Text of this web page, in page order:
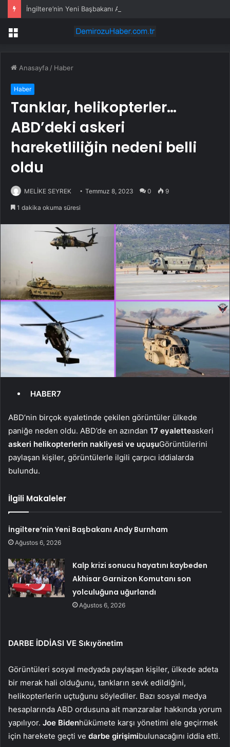
İngiltere’nin Yeni Başbakanı Andy Burnham
Menü
Anasayfa / Haber
Haber
Tanklar, helikopterler…
ABD’deki askeri
hareketliliğin nedeni belli
oldu
MELİKE SEYREK Temmuz 8, 2023 0 9
1 dakika okuma süresi
HABER7
ABD’nin birçok eyaletinde çekilen görüntüler ülkede
paniğe neden oldu. ABD’de en azından 17 eyaletteaskeri
askeri helikopterlerin nakliyesi ve uçuşuGörüntülerini
paylaşan kişiler, görüntülerle ilgili çarpıcı iddialarda
bulundu.
İlgili Makaleler
İngiltere’nin Yeni Başbakanı Andy Burnham
Ağustos 6, 2026
Kalp krizi sonucu hayatını kaybeden
Akhisar Garnizon Komutanı son
yolculuğuna uğurlandı
Ağustos 6, 2026
DARBE İDDİASI VE Sıkıyönetim
Görüntüleri sosyal medyada paylaşan kişiler, ülkede adeta
bir merak hali olduğunu, tankların sevk edildiğini,
helikopterlerin uçtuğunu söylediler. Bazı sosyal medya
hesaplarında ABD ordusuna ait manzaralar hakkında yorum
yapılıyor. Joe Bidenhükümete karşı yönetimi ele geçirmek
için harekete geçti ve darbe girişimibulunacağını iddia etti.